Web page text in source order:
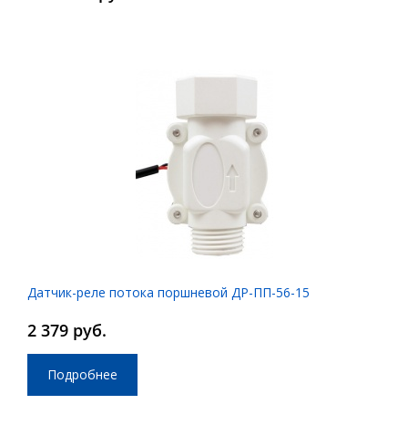
Датчик-реле потока поршневой ДР-ПП-56-15
2 379 руб.
Подробнее